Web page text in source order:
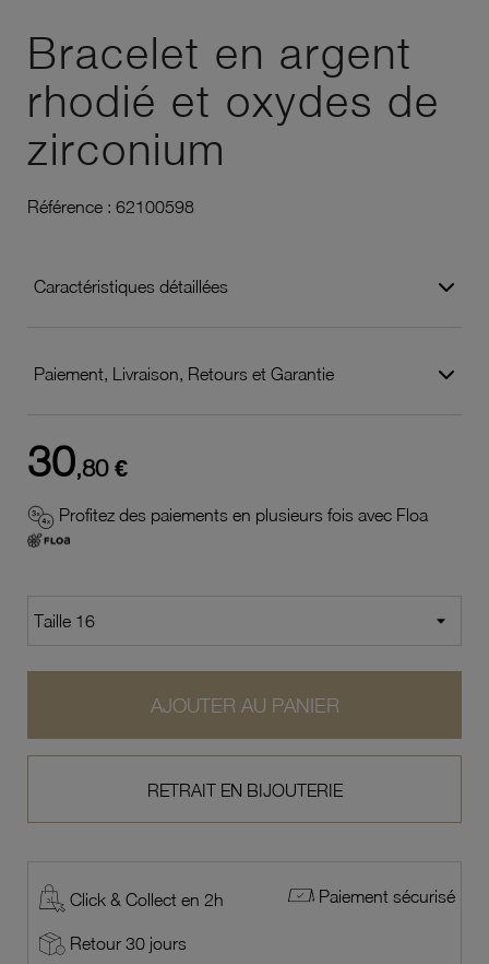
Bracelet en argent
rhodié et oxydes de
zirconium
Référence : 62100598
Caractéristiques détaillées
Paiement, Livraison, Retours et Garantie
30,80 €
Profitez des paiements en plusieurs fois avec Floa
AJOUTER AU PANIER
RETRAIT EN BIJOUTERIE
Click & Collect en 2h Paiement sécurisé
Retour 30 jours